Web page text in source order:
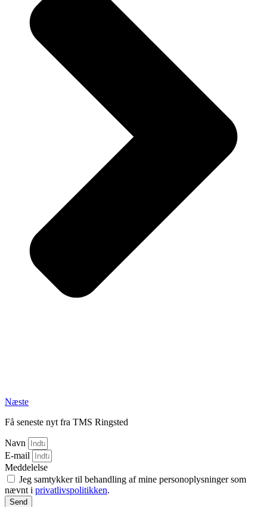
Næste
Få seneste nyt fra TMS Ringsted
Navn
E-mail
Meddelelse
Jeg samtykker til behandling af mine personoplysninger som
nævnt i privatlivspolitikken.
Send